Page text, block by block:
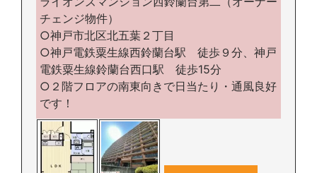
チェンジ物件）
○神戸市北区北五葉２丁目
○神戸電鉄粟生線西鈴蘭台駅 徒歩９分、神戸
電鉄粟生線鈴蘭台西口駅 徒歩15分
○２階フロアの南東向きで日当たり・通風良好
です！